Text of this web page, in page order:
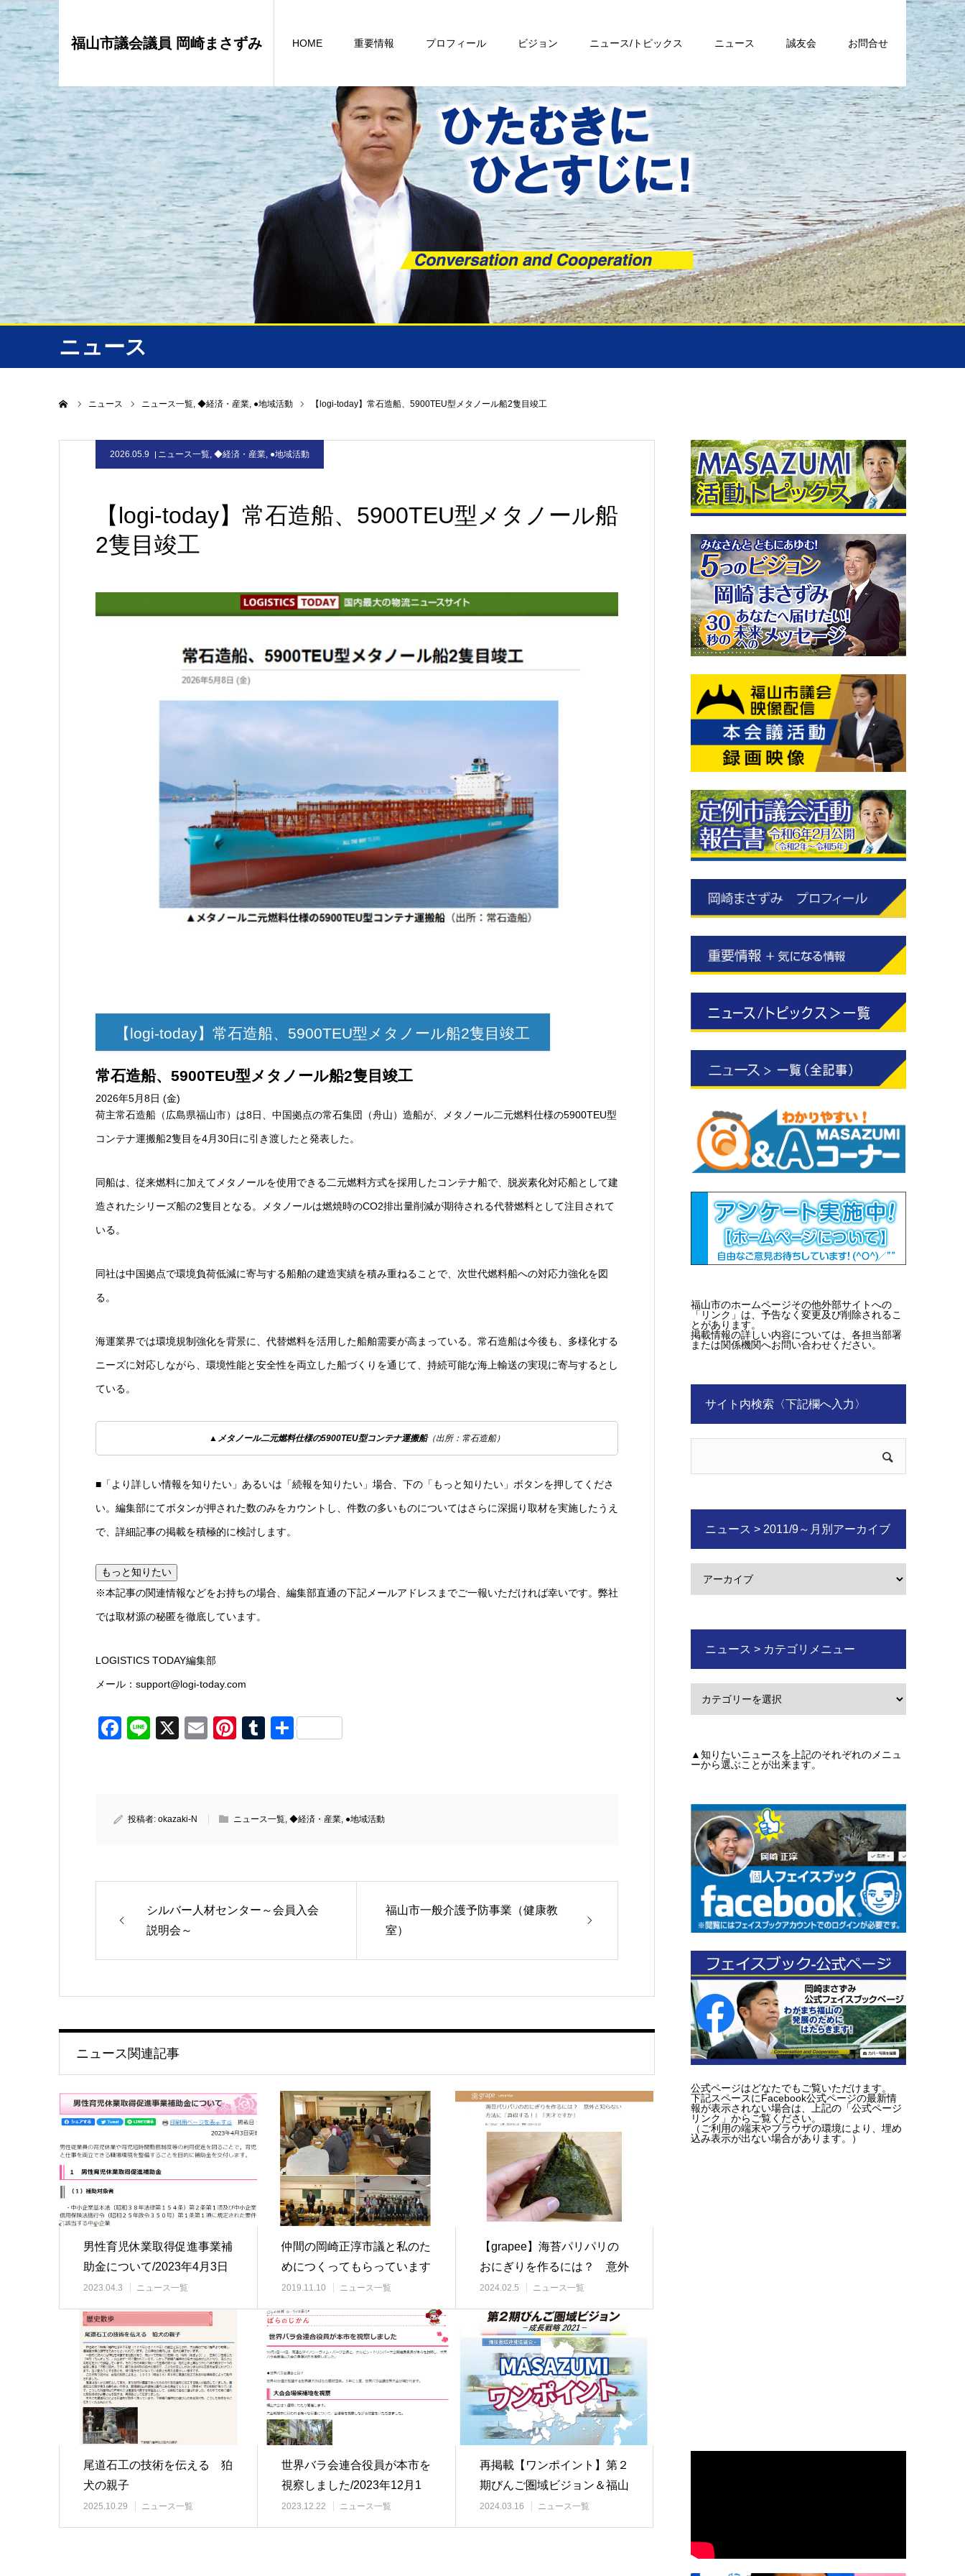
福山市議会議員 岡崎まさずみ HOME 重要情報 プロフィール ビジョン ニュース/トピックス ニュース 誠友会 お問合せ
ニュース
ニュース ニュース一覧 ◆経済・産業 ●地域活動 【logi-today】常石造船、5900TEU型メタノール船2隻目竣工
2026.05.9 ニュース一覧, ◆経済・産業, ●地域活動
【logi-today】常石造船、5900TEU型メタノール船
2隻目竣工
【logi-today】常石造船、5900TEU型メタノール船2隻目竣工
常石造船、5900TEU型メタノール船2隻目竣工
2026年5月8日 (金)
荷主常石造船（広島県福山市）は8日、中国拠点の常石集団（舟山）造船が、メタノール二元燃料仕様の5900TEU型
コンテナ運搬船2隻目を4月30日に引き渡したと発表した。
同船は、従来燃料に加えてメタノールを使用できる二元燃料方式を採用したコンテナ船で、脱炭素化対応船として建
造されたシリーズ船の2隻目となる。メタノールは燃焼時のCO2排出量削減が期待される代替燃料として注目されて
いる。
同社は中国拠点で環境負荷低減に寄与する船舶の建造実績を積み重ねることで、次世代燃料船への対応力強化を図
る。
海運業界では環境規制強化を背景に、代替燃料を活用した船舶需要が高まっている。常石造船は今後も、多様化する
ニーズに対応しながら、環境性能と安全性を両立した船づくりを通じて、持続可能な海上輸送の実現に寄与するとし
ている。
▲メタノール二元燃料仕様の5900TEU型コンテナ運搬船（出所：常石造船）
■「より詳しい情報を知りたい」あるいは「続報を知りたい」場合、下の「もっと知りたい」ボタンを押してくださ
い。編集部にてボタンが押された数のみをカウントし、件数の多いものについてはさらに深掘り取材を実施したうえ
で、詳細記事の掲載を積極的に検討します。
もっと知りたい
※本記事の関連情報などをお持ちの場合、編集部直通の下記メールアドレスまでご一報いただければ幸いです。弊社
では取材源の秘匿を徹底しています。
LOGISTICS TODAY編集部
メール：support@logi-today.com
Facebook
Line
X EmailPinterest
Tumblr
共
投稿者: okazaki-N ニュース一覧, ◆経済・産業, ●地域活動
シルバー人材センター～会員入会
説明会～
福山市一般介護予防事業（健康教
室）
ニュース関連記事
男性育児休業取得促進事業補
助金について/2023年4月3日
更新
2023.04.3 ニュース一覧
仲間の岡崎正淳市議と私のた
めにつくってもらっています
｢良正会｣懇談会…
2019.11.10 ニュース一覧
【grapee】海苔パリパリの
おにぎりを作るには？ 意外
と知らない方…
2024.02.5 ニュース一覧
尾道石工の技術を伝える 狛
犬の親子
2025.10.29 ニュース一覧
世界バラ会連合役員が本市を
視察しました/2023年12月1
日更新
2023.12.22 ニュース一覧
再掲載【ワンポイント】第２
期びんご圏域ビジョン＆福山
みらい創造ビジョ…
2024.03.16 ニュース一覧
福山市のホームページその他外部サイトへの
「リンク」は、予告なく変更及び削除されるこ
とがあります。
掲載情報の詳しい内容については、各担当部署
または関係機関へお問い合わせください。
サイト内検索〈下記欄へ入力〉
ニュース > 2011/9～月別アーカイブ
ニュース > カテゴリメニュー
▲知りたいニュースを上記のそれぞれのメニュ
ーから選ぶことが出来ます。
公式ページはどなたでもご覧いただけます。
下記スペースにFacebook公式ページの最新情
報が表示されない場合は、上記の「公式ページ
リンク」からご覧ください。
（ご利用の端末やブラウザの環境により、埋め
込み表示が出ない場合があります。）